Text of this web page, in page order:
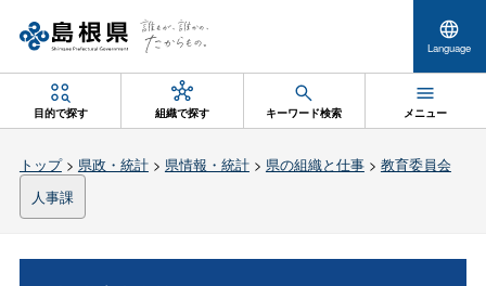
Language
目的で探す 組織で探す キーワード検索 メニュー
トップ> 県政・統計> 県情報・統計> 県の組織と仕事> 教育委員会
人事課